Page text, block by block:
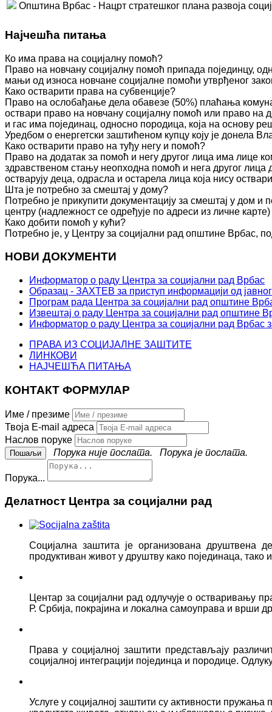
Општина Врбас - Нацрт стратешког плана развоја
Најчешћа питања
Ко има права на социјалну помоћ?
Право на новчану социјалну помоћ припада појединцу,
мањи од износа новчане социјалне помоћи утврђеног
Како остварити права на субвенције?
Право на ослобађање дела обавезе (50%) плаћања
оствари право на новчану социјалну помоћ или право на
и гас има појединац, односно породица, која на основу
Уредбом о енергетски заштићеном купцу коју је донела
Како остварити право на туђу негу и помоћ?
Право на додатак за помоћ и негу другог лица има лице
здравственом стању неопходна помоћ и нега другог
остварују деца, одрасла и остарела лица која нису
Шта је потребно за смештај у дому?
Потребно је прикупити документацију за смештај у дом
центру (надлежност се одређује по адреси из личне
Како добити помоћ у кући?
Потребно је, у Центру за социјални рад општине Врбас,
НОВИ ДОКУМЕНТИ
Информатор о раду Центра за социјални рад Врбас
Образац - ЗАХТЕВ за приступ информацији од јавног
Програм рада Центра за социјални рад општине
Извештај о раду Центра за социјални рад општине
Информатор о раду Центра за социјални рад Врбас
ПРАВА ИЗ СОЦИЈАЛНЕ ЗАШТИТЕ
ЛИНКОВИ
НАЈЧЕШЋА ПИТАЊА
КОНТАКТ ФОРМУЛАР
Име / презиме
Твоја E-mail адреса
Наслов поруке
Порука није послата.
Порука је послата.
Порука...
Делатност Центра за социјални рад
Социјална заштита је организована друштвена
продуктиван живот у друштву како појединаца,
Центар за социјални рад одлучује о остваривању
Р. Србија, покрајина и локална самоуправа и врши
Права у социјалној заштити представљају
социјалној интеграцији појединца и породице.
Услуге у социјалној заштити су активности